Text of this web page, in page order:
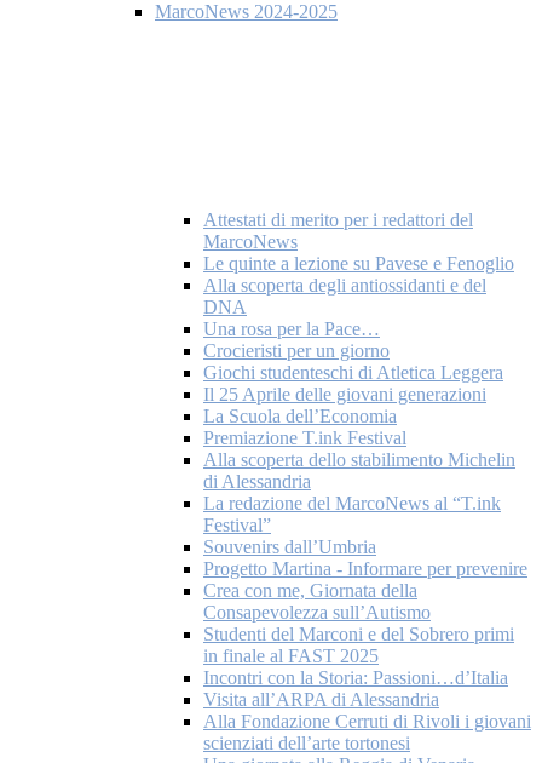
MarcoNews 2024-2025
Attestati di merito per i redattori del
MarcoNews
Le quinte a lezione su Pavese e Fenoglio
Alla scoperta degli antiossidanti e del
DNA
Una rosa per la Pace…
Crocieristi per un giorno
Giochi studenteschi di Atletica Leggera
Il 25 Aprile delle giovani generazioni
La Scuola dell’Economia
Premiazione T.ink Festival
Alla scoperta dello stabilimento Michelin
di Alessandria
La redazione del MarcoNews al “T.ink
Festival”
Souvenirs dall’Umbria
Progetto Martina - Informare per prevenire
Crea con me, Giornata della
Consapevolezza sull’Autismo
Studenti del Marconi e del Sobrero primi
in finale al FAST 2025
Incontri con la Storia: Passioni…d’Italia
Visita all’ARPA di Alessandria
Alla Fondazione Cerruti di Rivoli i giovani
scienziati dell’arte tortonesi